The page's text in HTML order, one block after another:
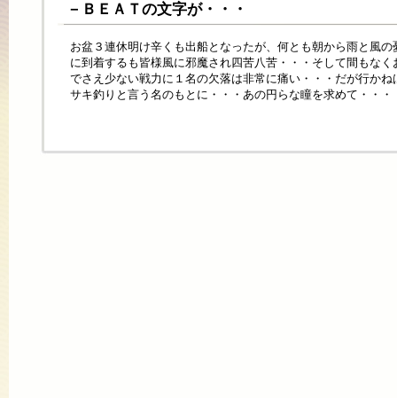
－ＢＥＡＴの文字が・・・
お盆３連休明け辛くも出船となったが、何とも朝から雨と風
に到着するも皆様風に邪魔され四苦八苦・・・そして間もな
でさえ少ない戦力に１名の欠落は非常に痛い・・・だが行か
サキ釣りと言う名のもとに・・・あの円らな瞳を求めて・・・